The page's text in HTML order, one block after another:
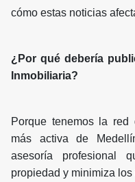
cómo estas noticias
¿Por qué debería
Inmobiliaria?
Porque tenemos la red
más activa de
asesoría profesional
propiedad y minimiza